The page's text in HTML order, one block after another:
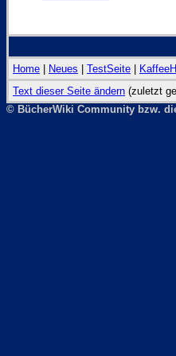
Home Neues TestSeite
Text dieser Seite ändern (zuletzt
© BücherWiki Community bzw.